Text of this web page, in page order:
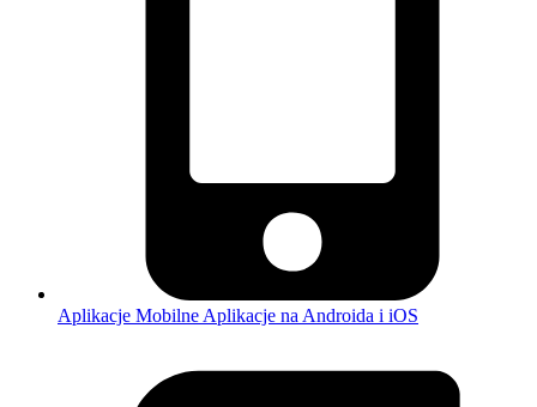
Aplikacje Mobilne Aplikacje na Androida i iOS